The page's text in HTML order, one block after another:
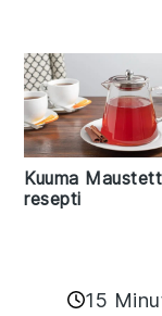
Kuuma
resepti
15